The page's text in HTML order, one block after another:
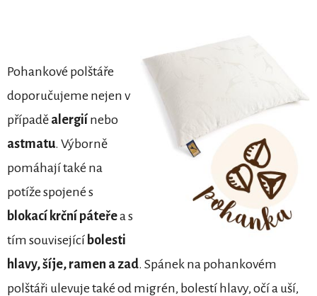
Pohankové polštáře
doporučujeme nejen v
případě alergií nebo
astmatu. Výborně
pomáhají také na
potíže spojené s
blokací krční páteřea s
tím související bolesti
hlavy, šíje, ramen a zad. Spánek na pohankovém
polštáři ulevuje také od migrén, bolestí hlavy, očí a uší,